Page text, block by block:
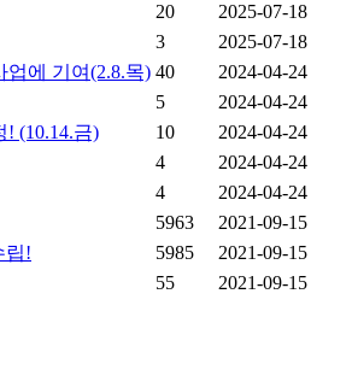
20
2025-07-18
3
2025-07-18
에 기여(2.8.목) 40
2024-04-24
5
2024-04-24
(10.14.금) 10
2024-04-24
4
2024-04-24
4
2024-04-24
5963
2021-09-15
립! 5985
2021-09-15
55
2021-09-15